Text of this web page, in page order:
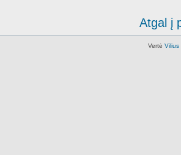
Atgal į
Vertė Vilius